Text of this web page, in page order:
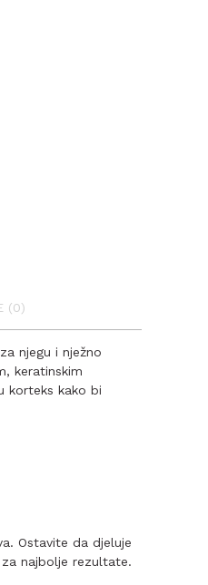
(0)
njegu i nježno
keratinskim
korteks kako bi
Ostavite da djeluje
najbolje rezultate.